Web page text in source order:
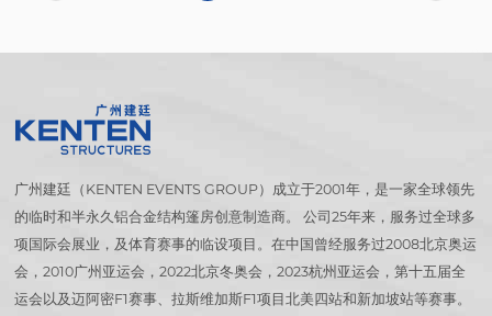
广州建廷（KENTEN EVENTS GROUP）成立于2001年，是一家全球领先
的临时和半永久铝合金结构篷房创意制造商。 公司25年来，服务过全球多
项国际会展业，及体育赛事的临设项目。在中国曾经服务过2008北京奥运
会，2010广州亚运会，2022北京冬奥会，2023杭州亚运会，第十五届全
运会以及迈阿密F1赛事、拉斯维加斯F1项目北美四站和新加坡站等赛事。